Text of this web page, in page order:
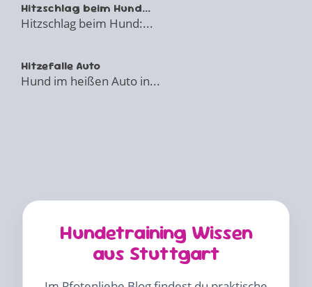
Hitzschlag beim Hund...
Hitzschlag beim Hund:...
Hitzefalle Auto
Hund im heißen Auto in...
Hundetraining Wissen
aus Stuttgart